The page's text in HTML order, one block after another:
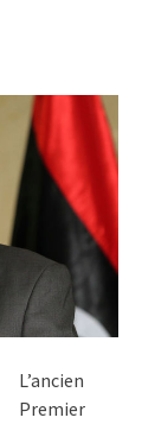
L’ancien
Premier